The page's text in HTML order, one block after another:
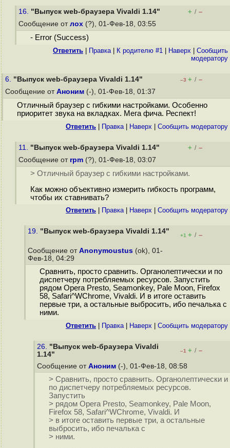
16. "Выпуск web-браузера Vivaldi 1.14" + / –
Сообщение от лох (?), 01-Фев-18, 03:55
- Error (Success)
Ответить Правка| К родителю #1 Наверх
Cообщить
модератору
6. "Выпуск web-браузера Vivaldi 1.14" –3 + / –
Сообщение от Аноним (-), 01-Фев-18, 01:37
Отличный браузер с гибкими настройками. Особенно
приоритет звука на вкладках. Мега фича. Респект!
Ответить Правка| Наверх Cообщить модератору
11. "Выпуск web-браузера Vivaldi 1.14" + / –
Сообщение от rpm (?), 01-Фев-18, 03:07
> Отличный браузер с гибкими настройками.
Как можно объективно измерить гибкость программ,
чтобы их ставнивать?
Ответить Правка| Наверх Cообщить модератору
19. "Выпуск web-браузера Vivaldi 1.14"
+1 + / –
Сообщение от Anonymoustus (ok), 01-
Фев-18, 04:29
Сравнить, просто сравнить. Органолептически и по
диспетчеру потребляемых ресурсов. Запустить
рядом Opera Presto, Seamonkey, Pale Moon, Firefox
58, Safari^WChrome, Vivaldi. И в итоге оставить
первые три, а остальные выбросить, ибо печалька с
ними.
Ответить Правка| Наверх Cообщить модератору
26. "Выпуск web-браузера Vivaldi
1.14"
–1 + / –
Сообщение от Аноним (-), 01-Фев-18, 08:58
> Сравнить, просто сравнить. Органолептически и
по диспетчеру потребляемых ресурсов.
Запустить
> рядом Opera Presto, Seamonkey, Pale Moon,
Firefox 58, Safari^WChrome, Vivaldi. И
> в итоге оставить первые три, а остальные
выбросить, ибо печалька с
> ними.